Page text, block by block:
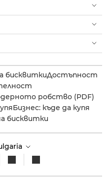
бисквиткиДостъпност
робство (PDF)
Бизнес: къде да купя
бисквитки